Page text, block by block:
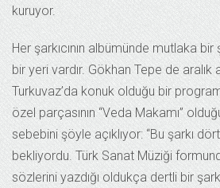
kuruyor.
Her şarkıcının albümünde mutlaka bir
bir yeri vardır. Gökhan Tepe de aralık
Turkuvaz’da konuk olduğu bir
özel parçasının “Veda Makamı”
sebebini şöyle açıklıyor: “Bu şarkı
bekliyordu. Türk Sanat Müziği formunda
sözlerini yazdığı oldukça dertli bir